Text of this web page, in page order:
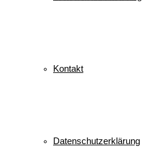
Kontakt
Datenschutzerklärung